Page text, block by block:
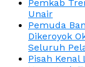
Pemkab
Unair
Pemuda
Dikeroyok
Seluruh
Pisah